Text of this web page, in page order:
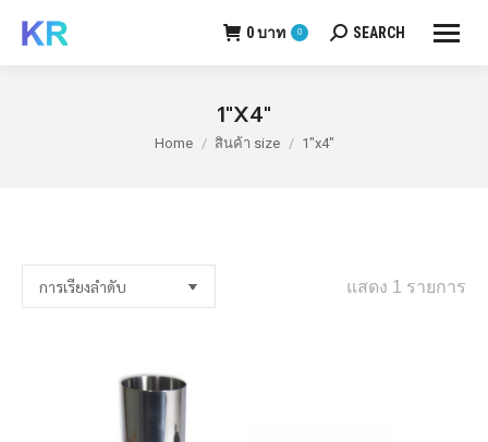
0บาท 0 Search:
SEARCH
1"X4"
You are here:
Home สินค้า size 1"x4"
แสดง 1 รายการ